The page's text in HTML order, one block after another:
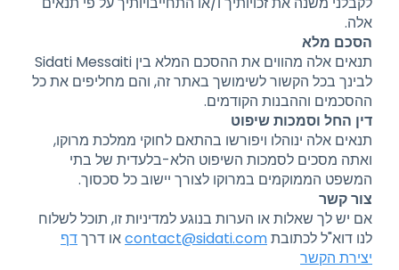
אלה.
הסכם מלא
תנאים אלה מהווים את ההסכם המלא בין Sidati Messaiti
לבינך בכל הקשור לשימושך באתר זה, והם מחליפים את כל
ההסכמים וההבנות הקודמים.
דין החל וסמכות שיפוט
תנאים אלה ינוהלו ויפורשו בהתאם לחוקי ממלכת מרוקו,
ואתה מסכים לסמכות השיפוט הלא-בלעדית של בתי
המשפט הממוקמים במרוקו לצורך יישוב כל סכסוך.
צור קשר
אם יש לך שאלות או הערות בנוגע למדיניות זו, תוכל לשלוח
לנו דוא"ל לכתובתcontact@sidati.comאו דרךדף
יצירת הקשר